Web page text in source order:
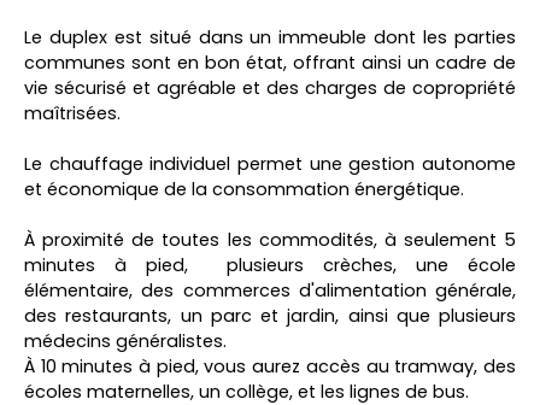
Le duplex est situé dans un immeuble dont les parties
communes sont en bon état, offrant ainsi un cadre de
vie sécurisé et agréable et des charges de copropriété
maîtrisées.
Le chauffage individuel permet une gestion autonome
et économique de la consommation énergétique.
À proximité de toutes les commodités, à seulement 5
minutes à pied, plusieurs crèches, une école
élémentaire, des commerces d'alimentation générale,
des restaurants, un parc et jardin, ainsi que plusieurs
médecins généralistes.
À 10 minutes à pied, vous aurez accès au tramway, des
écoles maternelles, un collège, et les lignes de bus.